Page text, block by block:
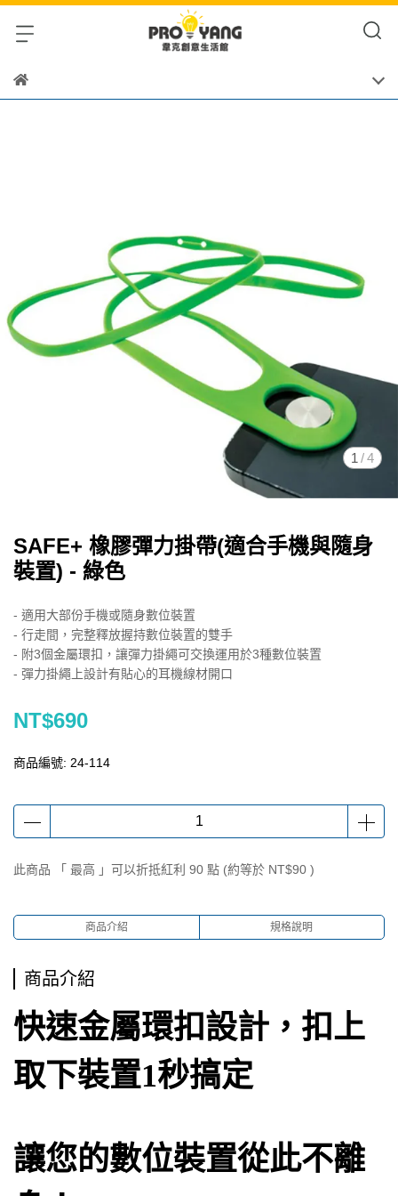
1 /4
SAFE+ 橡膠彈力掛帶(適合手機與隨身
裝置) - 綠色
- 適用大部份手機或隨身數位裝置
- 行走間，完整釋放握持數位裝置的雙手
- 附3個金屬環扣，讓彈力掛繩可交換運用於3種數位裝置
- 彈力掛繩上設計有貼心的耳機線材開口
NT$690
商品編號: 24-114
此商品 「 最高 」可以折抵紅利 90 點 (約等於 NT$90 )
商品介紹 規格說明
商品介紹
快速金屬環扣設計，扣上
取下裝置1秒搞定
讓您的數位裝置從此不離